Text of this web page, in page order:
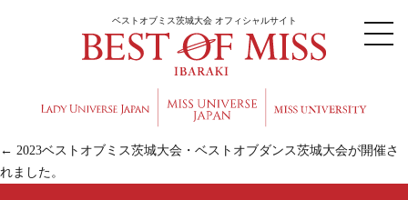
ベストオブミス茨城大会 オフィシャルサイト
← 2023ベストオブミス茨城大会・ベストオブダンス茨城大会が開催さ
れました。